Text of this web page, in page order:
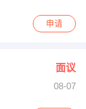
申请
面议
08-07